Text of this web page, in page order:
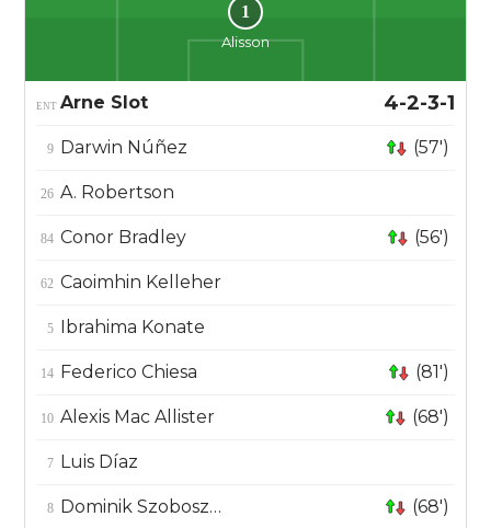
1
Alisson
ENT Arne Slot 4-2-3-1
9 Darwin Núñez (57')
26 A. Robertson
84 Conor Bradley (56')
62 Caoimhin Kelleher
5 Ibrahima Konate
14 Federico Chiesa (81')
10 Alexis Mac Allister (68')
7 Luis Díaz
8 Dominik Szoboszlai (68')